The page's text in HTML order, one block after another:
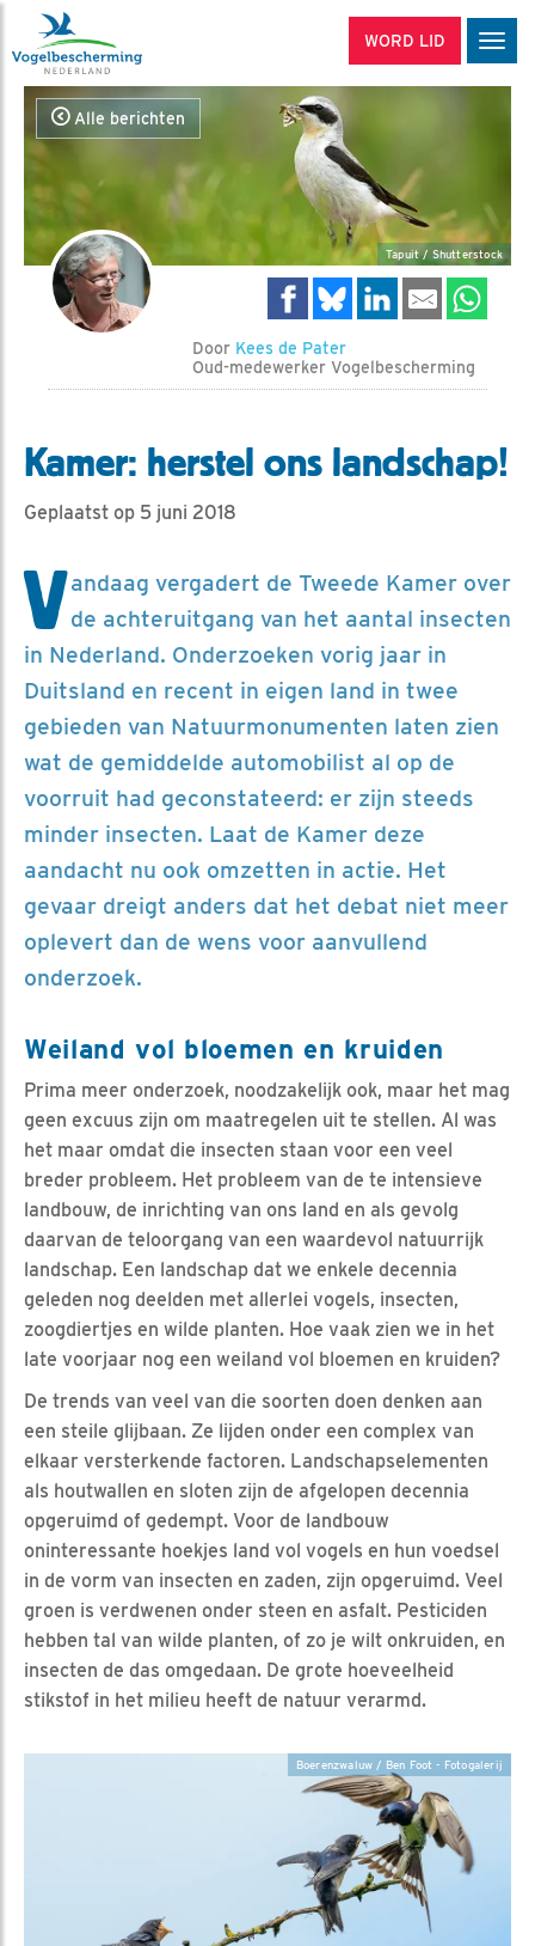
WORD LID
Alle berichten
Tapuit / Shutterstock
Door Kees de Pater
Oud-medewerker Vogelbescherming
Kamer: herstel ons landschap!
Geplaatst op 5 juni 2018
Vandaag vergadert de Tweede Kamer over
de achteruitgang van het aantal insecten
in Nederland. Onderzoeken vorig jaar in
Duitsland en recent in eigen land in twee
gebieden van Natuurmonumenten laten zien
wat de gemiddelde automobilist al op de
voorruit had geconstateerd: er zijn steeds
minder insecten. Laat de Kamer deze
aandacht nu ook omzetten in actie. Het
gevaar dreigt anders dat het debat niet meer
oplevert dan de wens voor aanvullend
onderzoek.
Weiland vol bloemen en kruiden
Prima meer onderzoek, noodzakelijk ook, maar het mag
geen excuus zijn om maatregelen uit te stellen. Al was
het maar omdat die insecten staan voor een veel
breder probleem. Het probleem van de te intensieve
landbouw, de inrichting van ons land en als gevolg
daarvan de teloorgang van een waardevol natuurrijk
landschap. Een landschap dat we enkele decennia
geleden nog deelden met allerlei vogels, insecten,
zoogdiertjes en wilde planten. Hoe vaak zien we in het
late voorjaar nog een weiland vol bloemen en kruiden?
De trends van veel van die soorten doen denken aan
een steile glijbaan. Ze lijden onder een complex van
elkaar versterkende factoren. Landschapselementen
als houtwallen en sloten zijn de afgelopen decennia
opgeruimd of gedempt. Voor de landbouw
oninteressante hoekjes land vol vogels en hun voedsel
in de vorm van insecten en zaden, zijn opgeruimd. Veel
groen is verdwenen onder steen en asfalt. Pesticiden
hebben tal van wilde planten, of zo je wilt onkruiden, en
insecten de das omgedaan. De grote hoeveelheid
stikstof in het milieu heeft de natuur verarmd.
Boerenzwaluw / Ben Foot - Fotogalerij